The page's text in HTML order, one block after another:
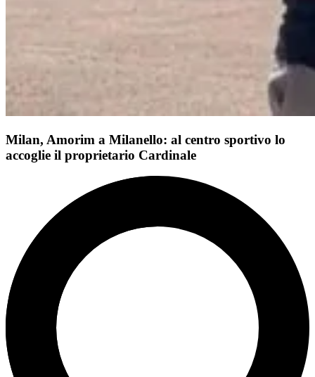
Milan, Amorim a Milanello: al centro sportivo lo
accoglie il proprietario Cardinale